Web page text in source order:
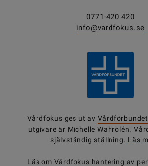
0771-420 420
info@vardfokus.se
Vårdfokus ges ut av Vårdförbundet
utgivare är Michelle Wahrolén.
självständig ställning. Läs
Läs om Vårdfokus hantering av